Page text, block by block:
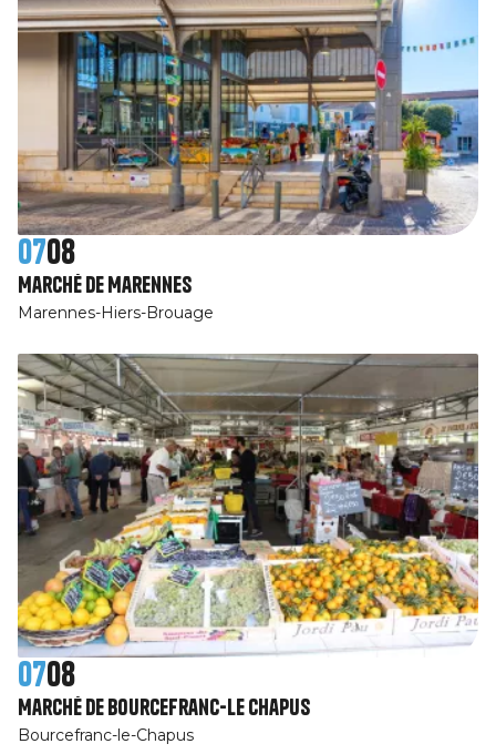
0708
Marché de Marennes
Marennes-Hiers-Brouage
0708
Marché de Bourcefranc-Le Chapus
Bourcefranc-le-Chapus